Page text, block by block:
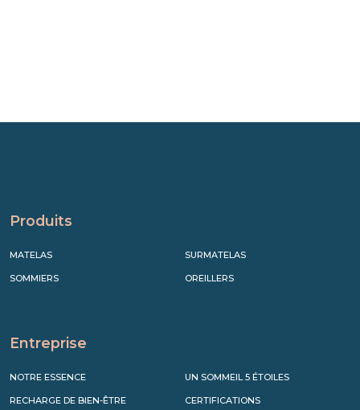
Produits
MATELAS
SOMMIERS
SURMATELAS
OREILLERS
Entreprise
NOTRE ESSENCE
RECHARGE DE BIEN-ÊTRE
UN SOMMEIL 5 ÉTOILES
CERTIFICATIONS